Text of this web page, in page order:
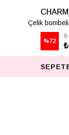
Çelik
%72